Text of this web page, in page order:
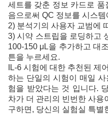
세트를 갖춘 정보 카드로
음으로써 QC 정보를 시스
2) 분석기의 사용자 교범에
3) 시약 스트립을 로딩하고
100-150 μL을 추가하고 대
튼을 누르세요.
IL-6 시험에 대한 추천된 제
하는 단일의 시험이 매일
험을 받았다는 것 입니다.
차가 더 관리의 빈번한 사용
구하면, 당신의 실험실 특별